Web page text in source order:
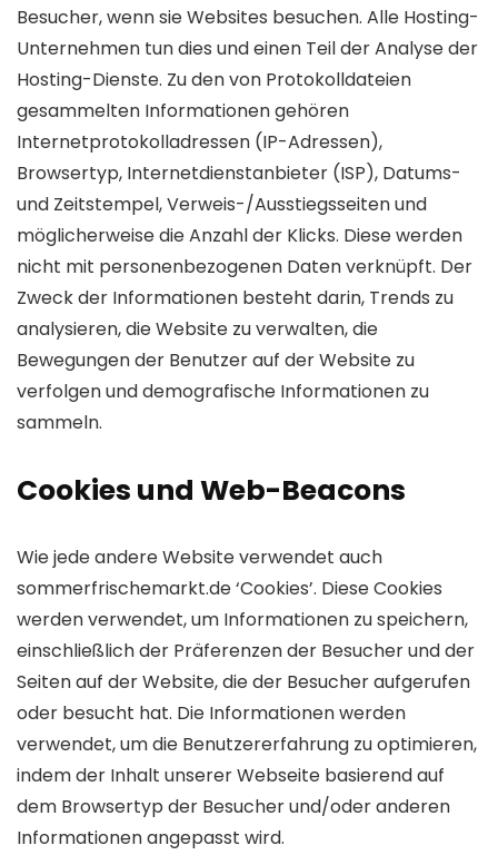
Besucher, wenn sie Websites besuchen. Alle Hosting-
Unternehmen tun dies und einen Teil der Analyse der
Hosting-Dienste. Zu den von Protokolldateien
gesammelten Informationen gehören
Internetprotokolladressen (IP-Adressen),
Browsertyp, Internetdienstanbieter (ISP), Datums-
und Zeitstempel, Verweis-/Ausstiegsseiten und
möglicherweise die Anzahl der Klicks. Diese werden
nicht mit personenbezogenen Daten verknüpft. Der
Zweck der Informationen besteht darin, Trends zu
analysieren, die Website zu verwalten, die
Bewegungen der Benutzer auf der Website zu
verfolgen und demografische Informationen zu
sammeln.
Cookies und Web-Beacons
Wie jede andere Website verwendet auch
sommerfrischemarkt.de ‘Cookies’. Diese Cookies
werden verwendet, um Informationen zu speichern,
einschließlich der Präferenzen der Besucher und der
Seiten auf der Website, die der Besucher aufgerufen
oder besucht hat. Die Informationen werden
verwendet, um die Benutzererfahrung zu optimieren,
indem der Inhalt unserer Webseite basierend auf
dem Browsertyp der Besucher und/oder anderen
Informationen angepasst wird.